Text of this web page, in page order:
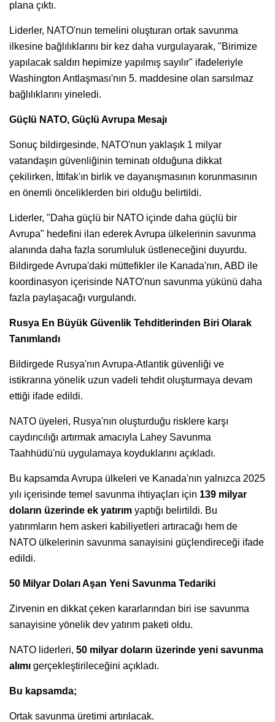
plana çıktı.
Liderler, NATO'nun temelini oluşturan ortak savunma
ilkesine bağlılıklarını bir kez daha vurgulayarak, "Birimize
yapılacak saldırı hepimize yapılmış sayılır" ifadeleriyle
Washington Antlaşması'nın 5. maddesine olan sarsılmaz
bağlılıklarını yineledi.
Güçlü NATO, Güçlü Avrupa Mesajı
Sonuç bildirgesinde, NATO'nun yaklaşık 1 milyar
vatandaşın güvenliğinin teminatı olduğuna dikkat
çekilirken, İttifak'ın birlik ve dayanışmasının korunmasının
en önemli önceliklerden biri olduğu belirtildi.
Liderler, "Daha güçlü bir NATO içinde daha güçlü bir
Avrupa" hedefini ilan ederek Avrupa ülkelerinin savunma
alanında daha fazla sorumluluk üstleneceğini duyurdu.
Bildirgede Avrupa'daki müttefikler ile Kanada'nın, ABD ile
koordinasyon içerisinde NATO'nun savunma yükünü daha
fazla paylaşacağı vurgulandı.
Rusya En Büyük Güvenlik Tehditlerinden Biri Olarak
Tanımlandı
Bildirgede Rusya'nın Avrupa-Atlantik güvenliği ve
istikrarına yönelik uzun vadeli tehdit oluşturmaya devam
ettiği ifade edildi.
NATO üyeleri, Rusya'nın oluşturduğu risklere karşı
caydırıcılığı artırmak amacıyla Lahey Savunma
Taahhüdü'nü uygulamaya koyduklarını açıkladı.
Bu kapsamda Avrupa ülkeleri ve Kanada'nın yalnızca 2025
yılı içerisinde temel savunma ihtiyaçları için 139 milyar
doların üzerinde ek yatırım yaptığı belirtildi. Bu
yatırımların hem askeri kabiliyetleri artıracağı hem de
NATO ülkelerinin savunma sanayisini güçlendireceği ifade
edildi.
50 Milyar Doları Aşan Yeni Savunma Tedariki
Zirvenin en dikkat çeken kararlarından biri ise savunma
sanayisine yönelik dev yatırım paketi oldu.
NATO liderleri, 50 milyar doların üzerinde yeni savunma
alımı gerçekleştirileceğini açıkladı.
Bu kapsamda;
Ortak savunma üretimi artırılacak.